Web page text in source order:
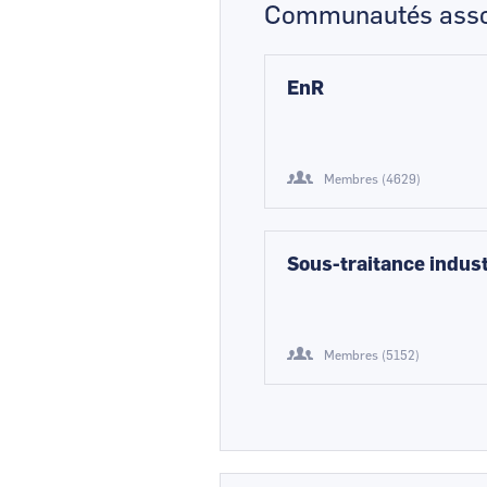
Communautés
EnR
Membres (4629)
Sous-traitance
Membres (5152)